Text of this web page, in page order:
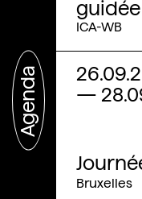
Agenda
ICA-WB
—
Bruxelles